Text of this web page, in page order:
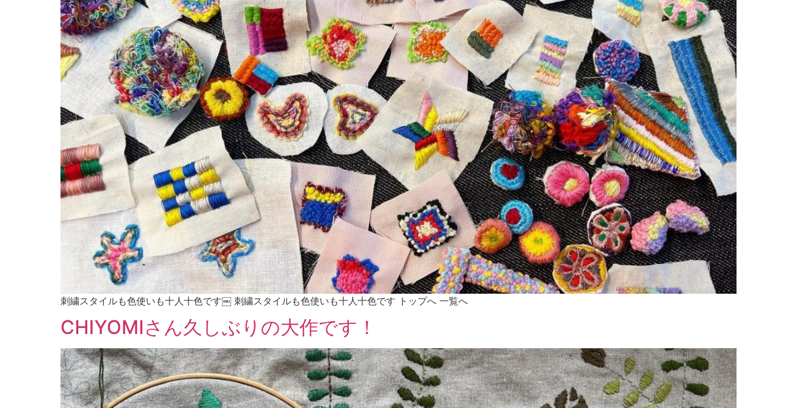
刺繍スタイルも色使いも十人十色です￼ 刺繍スタイルも色使いも十人十色です トップへ 一覧へ
CHIYOMIさん久しぶりの大作です！